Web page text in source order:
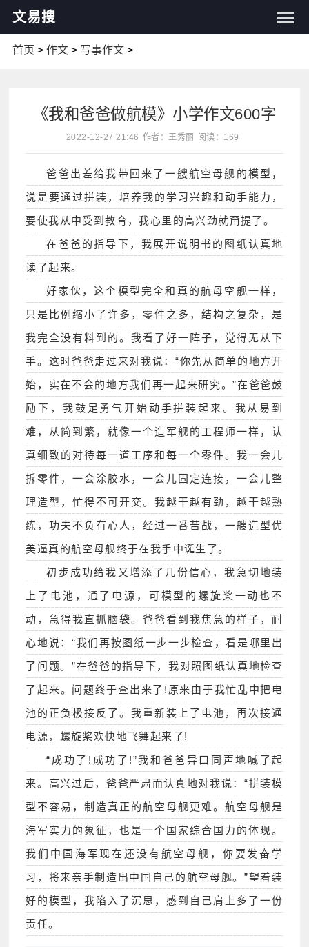
文易搜
首页 > 作文> 写事作文>
《我和爸爸做航模》小学作文600字
2022-12-27 21:46 作者：王秀丽 阅读：169
爸爸出差给我带回来了一艘航空母舰的模型，
说是要通过拼装，培养我的学习兴趣和动手能力，
要使我从中受到教育，我心里的高兴劲就甭提了。
在爸爸的指导下，我展开说明书的图纸认真地
读了起来。
好家伙，这个模型完全和真的航母空舰一样，
只是比例缩小了许多，零件之多，结构之复杂，是
我完全没有料到的。我看了好一阵子，觉得无从下
手。这时爸爸走过来对我说：“你先从简单的地方开
始，实在不会的地方我们再一起来研究。”在爸爸鼓
励下，我鼓足勇气开始动手拼装起来。我从易到
难，从简到繁，就像一个造军舰的工程师一样，认
真细致的对待每一道工序和每一个零件。我一会儿
拆零件，一会涂胶水，一会儿固定连接，一会儿整
理造型，忙得不可开交。我越干越有劲，越干越熟
练，功夫不负有心人，经过一番苦战，一艘造型优
美逼真的航空母舰终于在我手中诞生了。
初步成功给我又增添了几份信心，我急切地装
上了电池，通了电源，可模型的螺旋桨一动也不
动，急得我直抓脑袋。爸爸看到我焦急的样子，耐
心地说：“我们再按图纸一步一步检查，看是哪里出
了问题。”在爸爸的指导下，我对照图纸认真地检查
了起来。问题终于查出来了!原来由于我忙乱中把电
池的正负极接反了。我重新装上了电池，再次接通
电源，螺旋桨欢快地飞舞起来了!
“成功了!成功了!”我和爸爸异口同声地喊了起
来。高兴过后，爸爸严肃而认真地对我说：“拼装模
型不容易，制造真正的航空母舰更难。航空母舰是
海军实力的象征，也是一个国家综合国力的体现。
我们中国海军现在还没有航空母舰，你要发奋学
习，将来亲手制造出中国自己的航空母舰。”望着装
好的模型，我陷入了沉思，感到自己肩上多了一份
责任。